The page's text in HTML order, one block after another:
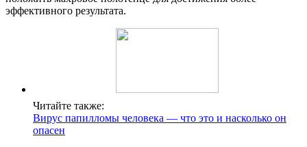
эффективного результата.
Читайте также:
Вирус папилломы человека — что это и насколько он
опасен